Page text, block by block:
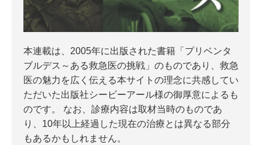
本連載は、2005年に出版された書籍「プリベンタ
ブルデス～ある救急医の挑戦」のものであり、救急
医の魅力を広く伝える本サイトの理念に共感してい
ただいた出版社シービーアール様の御厚意によるも
のです。 なお、診療内容は取材当時のものであ
り、10年以上経過した現在の治療とは異なる部分
もあるかもしれません。